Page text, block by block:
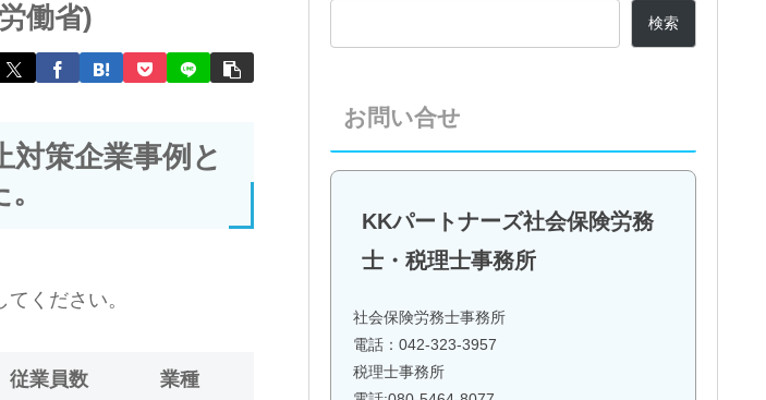
働省)
策企業事例と
ください。
従業員数 業種
検索
お問い合せ
KKパートナーズ社会保険労務
士・税理士事務所
社会保険労務士事務所
電話：042-323-3957
税理士事務所